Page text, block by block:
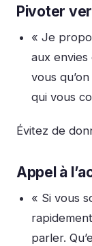
Pivoter
« Je
aux envies
vous
qui vous
Évitez de
Appel à
« Si vous
parler.